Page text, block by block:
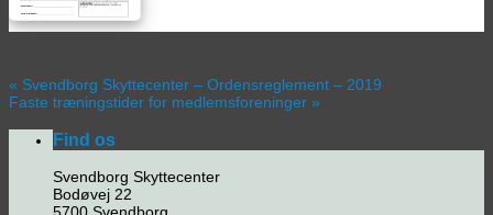
« Svendborg Skyttecenter – Ordensreglement – 2019
Faste træningstider for medlemsforeninger »
Find os
Svendborg Skyttecenter
Bodøvej 22